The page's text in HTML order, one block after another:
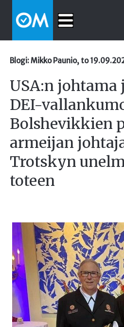
Blogi: Mikko Paunio, to
USA:n johtama
DEI-
Bolshevikkien
armeijan
Trotskyn
toteen